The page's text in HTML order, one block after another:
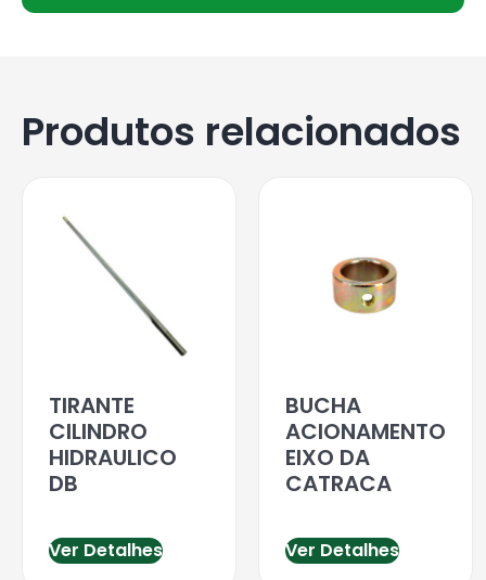
Produtos relacionados
TIRANTE
CILINDRO
HIDRAULICO
DB
Ver Detalhes
BUCHA
ACIONAMENTO
EIXO DA
CATRACA
Ver Detalhes